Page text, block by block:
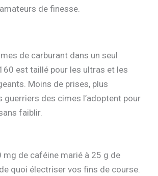
de finesse.
de carburant dans un seul
est taillé pour les ultras et les
Moins de prises, plus
guerriers des cimes l’adoptent pour
faiblir.
mg de caféine marié à 25 g de
quoi électriser vos fins de course.